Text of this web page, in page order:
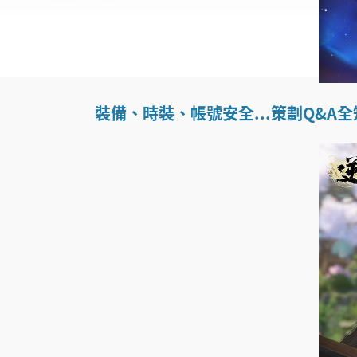
裝備、時裝、帳號安全...策劃Q&A